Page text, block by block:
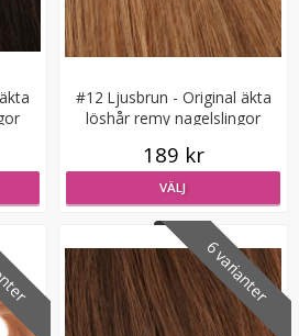
199 kr
249 kr
I VARUKORG#12 Ljusbrun - Original äkta
löshår remy nagelslingor
189 kr
VÄLJ
6 varianter